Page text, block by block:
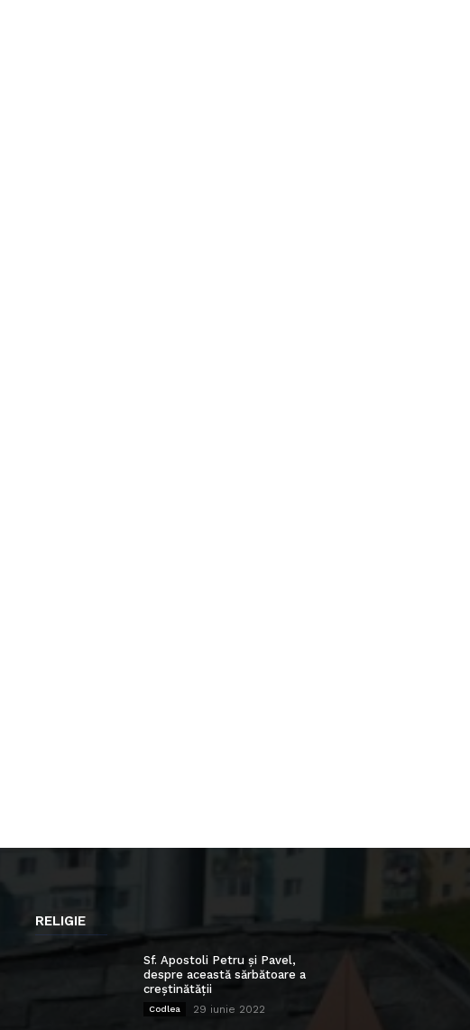
RELIGIE
Sf. Apostoli Petru și Pavel,
despre această sărbătoare a
creștinătății
Codlea 29 iunie 2022